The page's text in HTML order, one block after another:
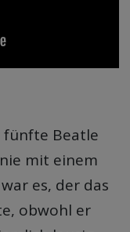
fünfte Beatle
mit einem
es, der das
obwohl er